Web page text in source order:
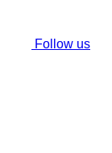
Follow us